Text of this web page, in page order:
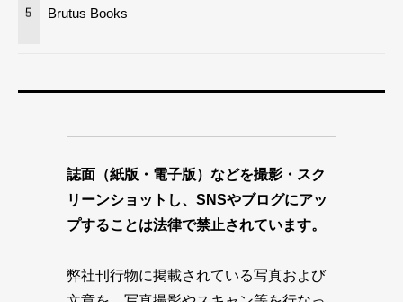
5 Brutus Books
誌面（紙版・電子版）などを撮影・スク
リーンショットし、SNSやブログにアッ
プすることは法律で禁止されています。
弊社刊行物に掲載されている写真および